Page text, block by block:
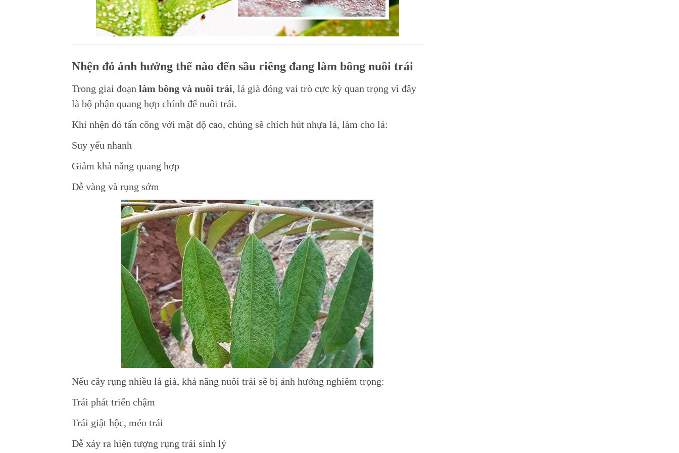
Nhện đỏ ảnh hưởng thế nào đến sầu riêng đang làm bông nuôi trái
Trong giai đoạn làm bông và nuôi trái, lá già đóng vai trò cực kỳ quan trọng vì đây
là bộ phận quang hợp chính để nuôi trái.
Khi nhện đỏ tấn công với mật độ cao, chúng sẽ chích hút nhựa lá, làm cho lá:
Suy yếu nhanh
Giảm khả năng quang hợp
Dễ vàng và rụng sớm
Nếu cây rụng nhiều lá già, khả năng nuôi trái sẽ bị ảnh hưởng nghiêm trọng:
Trái phát triển chậm
Trái giật hộc, méo trái
Dễ xảy ra hiện tượng rụng trái sinh lý